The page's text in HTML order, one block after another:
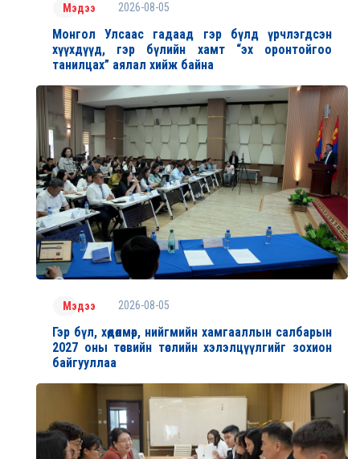
Мэдээ 2026-08-05
Монгол Улсаас гадаад гэр бүлд үрчлэгдсэн
хүүхдүүд, гэр бүлийн хамт “эх оронтойгоо
танилцах” аялал хийж байна
Мэдээ 2026-08-05
Гэр бүл, хөдөлмөр, нийгмийн хамгааллын салбарын
2027 оны төсвийн төслийн хэлэлцүүлгийг зохион
байгууллаа